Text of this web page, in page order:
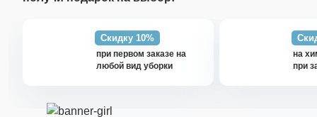
Скидку 10%
при первом заказе на
любой вид уборки
на
при